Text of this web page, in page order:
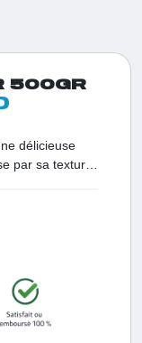
500GR
délicieuse
par sa texture
biscuits, des
par ses
Sa formule
mais
les